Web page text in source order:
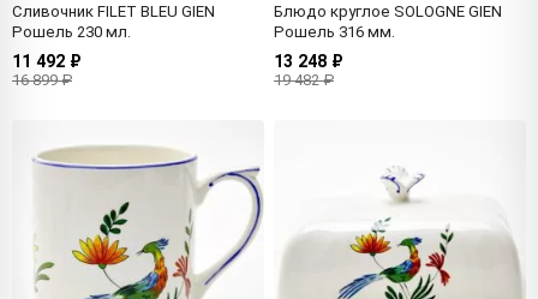
Сливочник FILET BLEU GIEN
Рошель 230 мл.
11 492 ₽
16 899 ₽
Блюдо круглое SOLOGNE GIEN
Рошель 316 мм.
13 248 ₽
19 482 ₽